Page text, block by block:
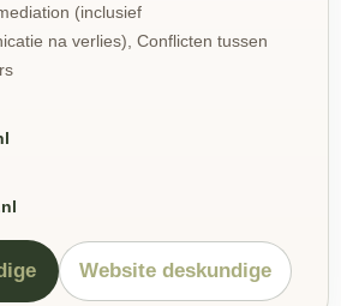
(inclusief
na verlies), Conflicten tussen
Website deskundige